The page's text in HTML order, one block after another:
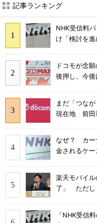
記事ランキング
NHK受信料
け「検討を
ドコモが念
後押し、今後
まだ「つな
現在地 前田
なぜ？ カー
金されるケ
楽天モバイ
了」 ただし
「NHK受信